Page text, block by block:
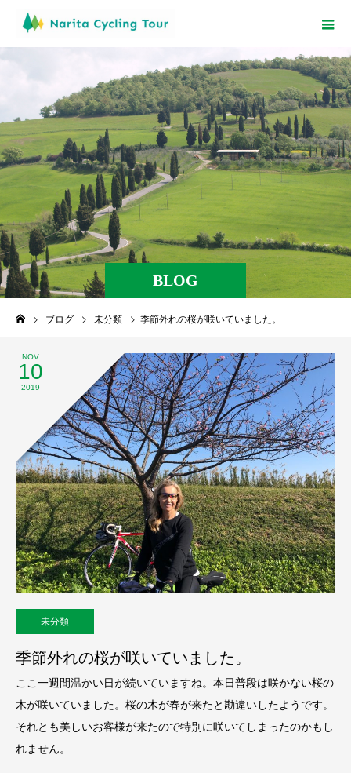
BLOG
ブログ 未分類 季節外れの桜が咲いていました。
NOV
10
2019
未分類
季節外れの桜が咲いていました。
ここ一週間温かい日が続いていますね。本日普段は咲かない桜の
木が咲いていました。桜の木が春が来たと勘違いしたようです。
それとも美しいお客様が来たので特別に咲いてしまったのかもし
れません。